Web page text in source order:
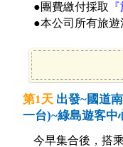
●團費繳付採取
●本公司所有旅遊
第1天 出發~國道
一台)~綠島遊客中
今早集合後，搭